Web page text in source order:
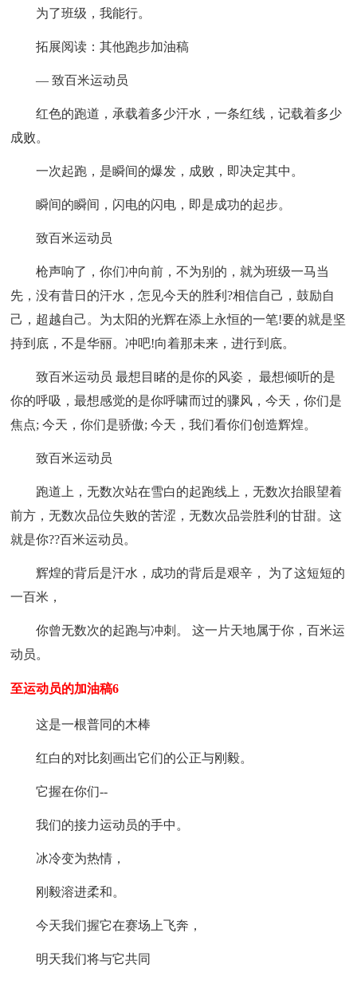
为了班级，我能行。
拓展阅读：其他跑步加油稿
— 致百米运动员
红色的跑道，承载着多少汗水，一条红线，记载着多少
成败。
一次起跑，是瞬间的爆发，成败，即决定其中。
瞬间的瞬间，闪电的闪电，即是成功的起步。
致百米运动员
枪声响了，你们冲向前，不为别的，就为班级一马当
先，没有昔日的汗水，怎见今天的胜利?相信自己，鼓励自
己，超越自己。为太阳的光辉在添上永恒的一笔!要的就是坚
持到底，不是华丽。冲吧!向着那未来，进行到底。
致百米运动员 最想目睹的是你的风姿， 最想倾听的是
你的呼吸，最想感觉的是你呼啸而过的骤风，今天，你们是
焦点; 今天，你们是骄傲; 今天，我们看你们创造辉煌。
致百米运动员
跑道上，无数次站在雪白的起跑线上，无数次抬眼望着
前方，无数次品位失败的苦涩，无数次品尝胜利的甘甜。这
就是你??百米运动员。
辉煌的背后是汗水，成功的背后是艰辛， 为了这短短的
一百米，
你曾无数次的起跑与冲刺。 这一片天地属于你，百米运
动员。
至运动员的加油稿6
这是一根普同的木棒
红白的对比刻画出它们的公正与刚毅。
它握在你们--
我们的接力运动员的手中。
冰冷变为热情，
刚毅溶进柔和。
今天我们握它在赛场上飞奔，
明天我们将与它共同